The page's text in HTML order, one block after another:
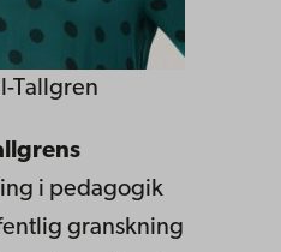
Tallgren
i pedagogik
granskning